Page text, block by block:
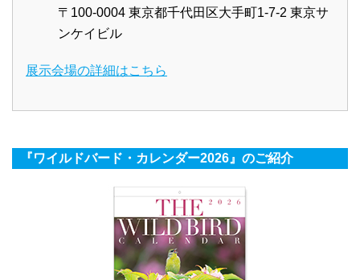
〒100-0004 東京都千代田区大手町1-7-2 東京サ
ンケイビル
展示会場の詳細はこちら
『ワイルドバード・カレンダー2026』のご紹介